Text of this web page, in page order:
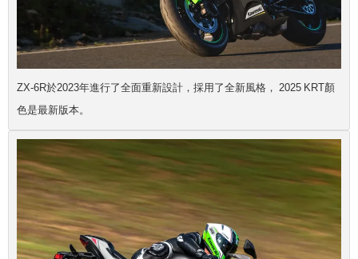
ZX-6R於2023年進行了全面重新設計，採用了全新風格， 2025 KRT顏
色是最新版本。